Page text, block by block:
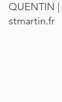
QUENTIN |
stmartin.fr